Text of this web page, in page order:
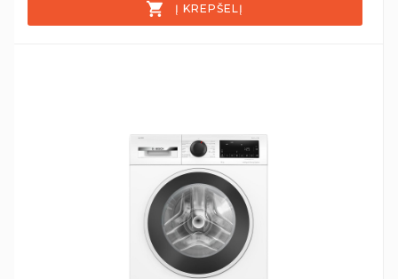
Į KREPŠELĮ